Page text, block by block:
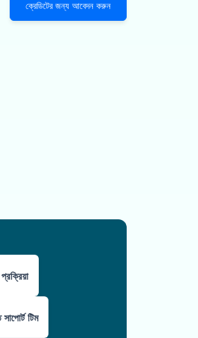
ক্রেডিটের জন্য আবেদন করুন
সাপোর্ট টিম